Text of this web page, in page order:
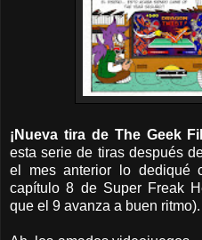
¡Nueva tira de The Geek
esta serie de tiras después
el mes anterior lo dediqué
capítulo 8 de Super Freak
que el 9 avanza a buen ritmo).